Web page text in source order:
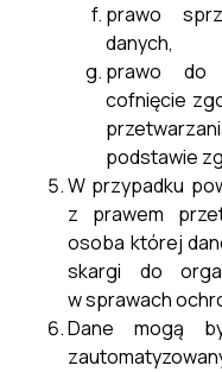
Poprzednia
prawo
danych,
prawo do
cofnięcie
podstawie
W przypadku
z prawem
osoba której
skargi do
w sprawach
Dane mogą